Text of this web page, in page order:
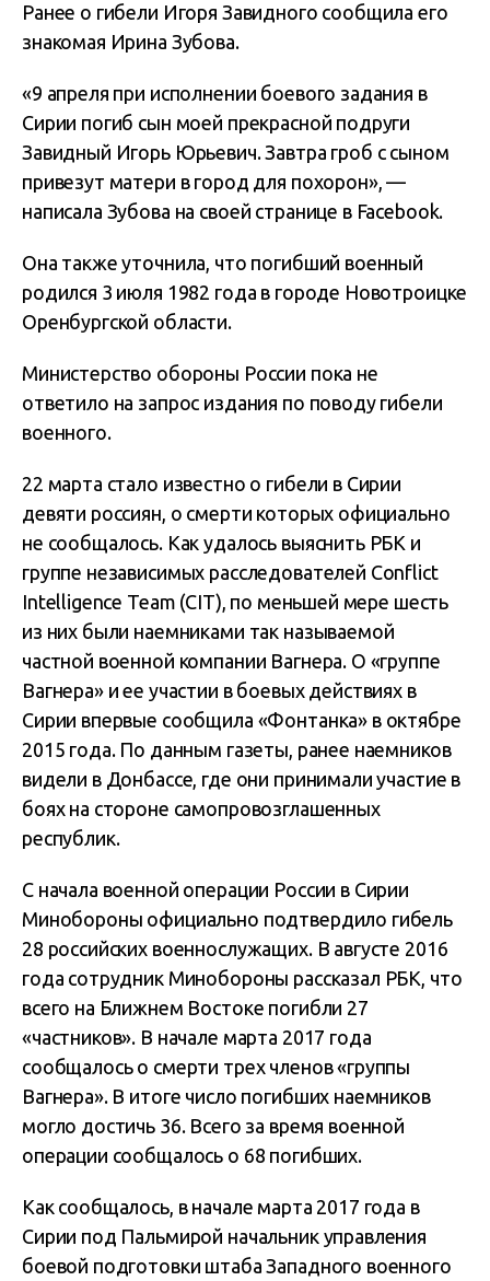
Ранее о гибели Игоря Завидного сообщила его
знакомая Ирина Зубова.
«9 апреля при исполнении боевого задания в
Сирии погиб сын моей прекрасной подруги
Завидный Игорь Юрьевич. Завтра гроб с сыном
привезут матери в город для похорон», —
написала Зубова на своей странице в Facebook.
Она также уточнила, что погибший военный
родился 3 июля 1982 года в городе Новотроицке
Оренбургской области.
Министерство обороны России пока не
ответило на запрос издания по поводу гибели
военного.
22 марта стало известно о гибели в Сирии
девяти россиян, о смерти которых официально
не сообщалось. Как удалось выяснить РБК и
группе независимых расследователей Conflict
Intelligence Team (CIT), по меньшей мере шесть
из них были наемниками так называемой
частной военной компании Вагнера. О «группе
Вагнера» и ее участии в боевых действиях в
Сирии впервые сообщила «Фонтанка» в октябре
2015 года. По данным газеты, ранее наемников
видели в Донбассе, где они принимали участие в
боях на стороне самопровозглашенных
республик.
С начала военной операции России в Сирии
Минобороны официально подтвердило гибель
28 российских военнослужащих. В августе 2016
года сотрудник Минобороны рассказал РБК, что
всего на Ближнем Востоке погибли 27
«частников». В начале марта 2017 года
сообщалось о смерти трех членов «группы
Вагнера». В итоге число погибших наемников
могло достичь 36. Всего за время военной
операции сообщалось о 68 погибших.
Как сообщалось, в начале марта 2017 года в
Сирии под Пальмирой начальник управления
боевой подготовки штаба Западного военного